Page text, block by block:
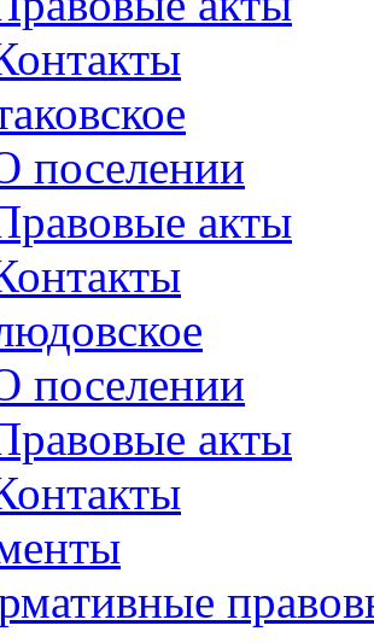
поселении
акты
поселении
акты